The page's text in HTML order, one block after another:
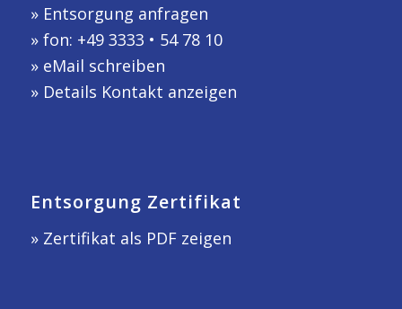
» Entsorgung anfragen
» fon: +49 3333 • 54 78 10
» eMail schreiben
» Details Kontakt anzeigen
Entsorgung Zertifikat
» Zertifikat als PDF zeigen